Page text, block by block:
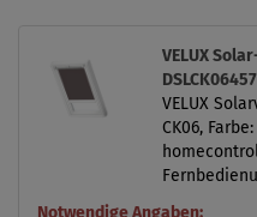
VELUX
VELUX
CK06,
Notwendige Angaben: